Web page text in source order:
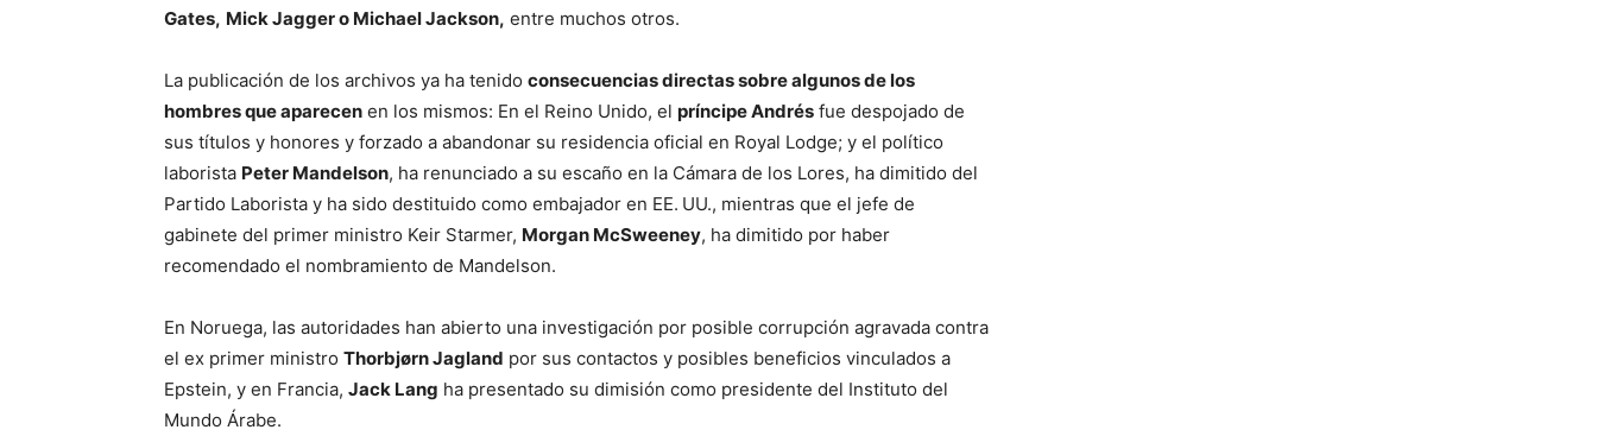
Gates, Mick Jagger o Michael Jackson, entre muchos otros.
La publicación de los archivos ya ha tenido consecuencias directas sobre algunos de los
hombres que aparecen en los mismos: En el Reino Unido, el príncipe Andrés fue despojado de
sus títulos y honores y forzado a abandonar su residencia oficial en Royal Lodge; y el político
laborista Peter Mandelson, ha renunciado a su escaño en la Cámara de los Lores, ha dimitido del
Partido Laborista y ha sido destituido como embajador en EE. UU., mientras que el jefe de
gabinete del primer ministro Keir Starmer, Morgan McSweeney, ha dimitido por haber
recomendado el nombramiento de Mandelson.
En Noruega, las autoridades han abierto una investigación por posible corrupción agravada contra
el ex primer ministro Thorbjørn Jagland por sus contactos y posibles beneficios vinculados a
Epstein, y en Francia, Jack Lang ha presentado su dimisión como presidente del Instituto del
Mundo Árabe.